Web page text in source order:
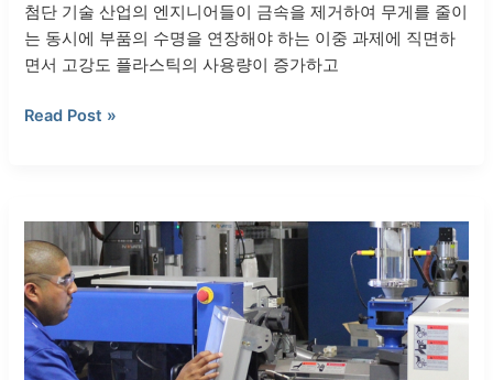
첨단 기술 산업의 엔지니어들이 금속을 제거하여 무게를 줄이
는 동시에 부품의 수명을 연장해야 하는 이중 과제에 직면하
면서 고강도 플라스틱의 사용량이 증가하고
성
수
지
PAI
이
유
Read Post »
PAI,
PEEK,
Ultem®
PEI,
Ryton®
PPS